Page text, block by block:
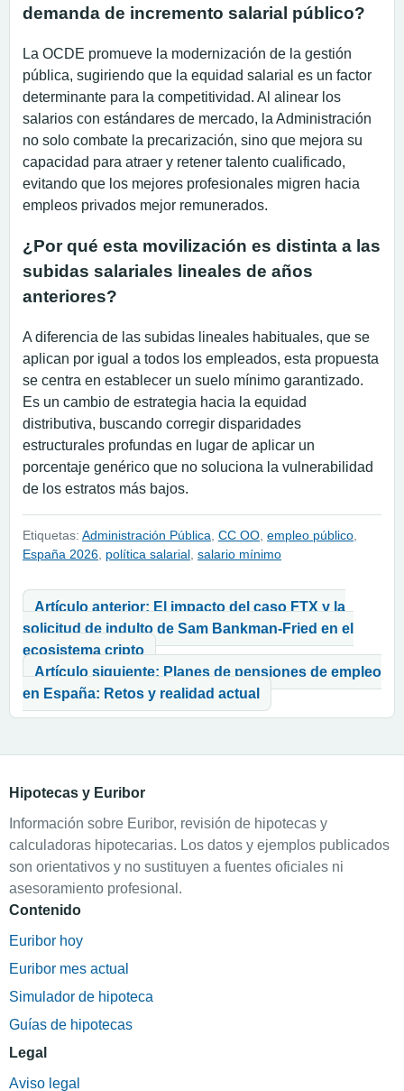
demanda de incremento salarial público?
La OCDE promueve la modernización de la gestión
pública, sugiriendo que la equidad salarial es un factor
determinante para la competitividad. Al alinear los
salarios con estándares de mercado, la Administración
no solo combate la precarización, sino que mejora su
capacidad para atraer y retener talento cualificado,
evitando que los mejores profesionales migren hacia
empleos privados mejor remunerados.
¿Por qué esta movilización es distinta a las
subidas salariales lineales de años
anteriores?
A diferencia de las subidas lineales habituales, que se
aplican por igual a todos los empleados, esta propuesta
se centra en establecer un suelo mínimo garantizado.
Es un cambio de estrategia hacia la equidad
distributiva, buscando corregir disparidades
estructurales profundas en lugar de aplicar un
porcentaje genérico que no soluciona la vulnerabilidad
de los estratos más bajos.
Etiquetas: Administración Pública CC OO empleo público
España 2026 política salarial salario mínimo
Navegación de entradas
Artículo anterior: El impacto del caso FTX y la
solicitud de indulto de Sam Bankman-Fried en el
ecosistema cripto
Artículo siguiente: Planes de pensiones de empleo
en España: Retos y realidad actual
Hipotecas y Euribor
Información sobre Euribor, revisión de hipotecas y
calculadoras hipotecarias. Los datos y ejemplos publicados
son orientativos y no sustituyen a fuentes oficiales ni
asesoramiento profesional.
Contenido
Euribor hoy
Euribor mes actual
Simulador de hipoteca
Guías de hipotecas
Legal
Aviso legal